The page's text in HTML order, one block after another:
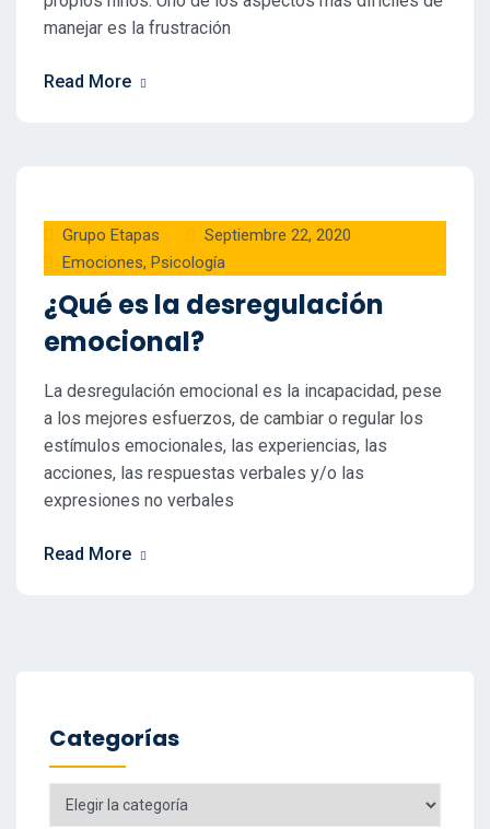
manejar es la frustración
Read More
Grupo Etapas
Septiembre 22, 2020
Emociones, Psicología
¿Qué es la desregulación
emocional?
La desregulación emocional es la incapacidad, pese
a los mejores esfuerzos, de cambiar o regular los
estímulos emocionales, las experiencias, las
acciones, las respuestas verbales y/o las
expresiones no verbales
Read More
Categorías
Categorías